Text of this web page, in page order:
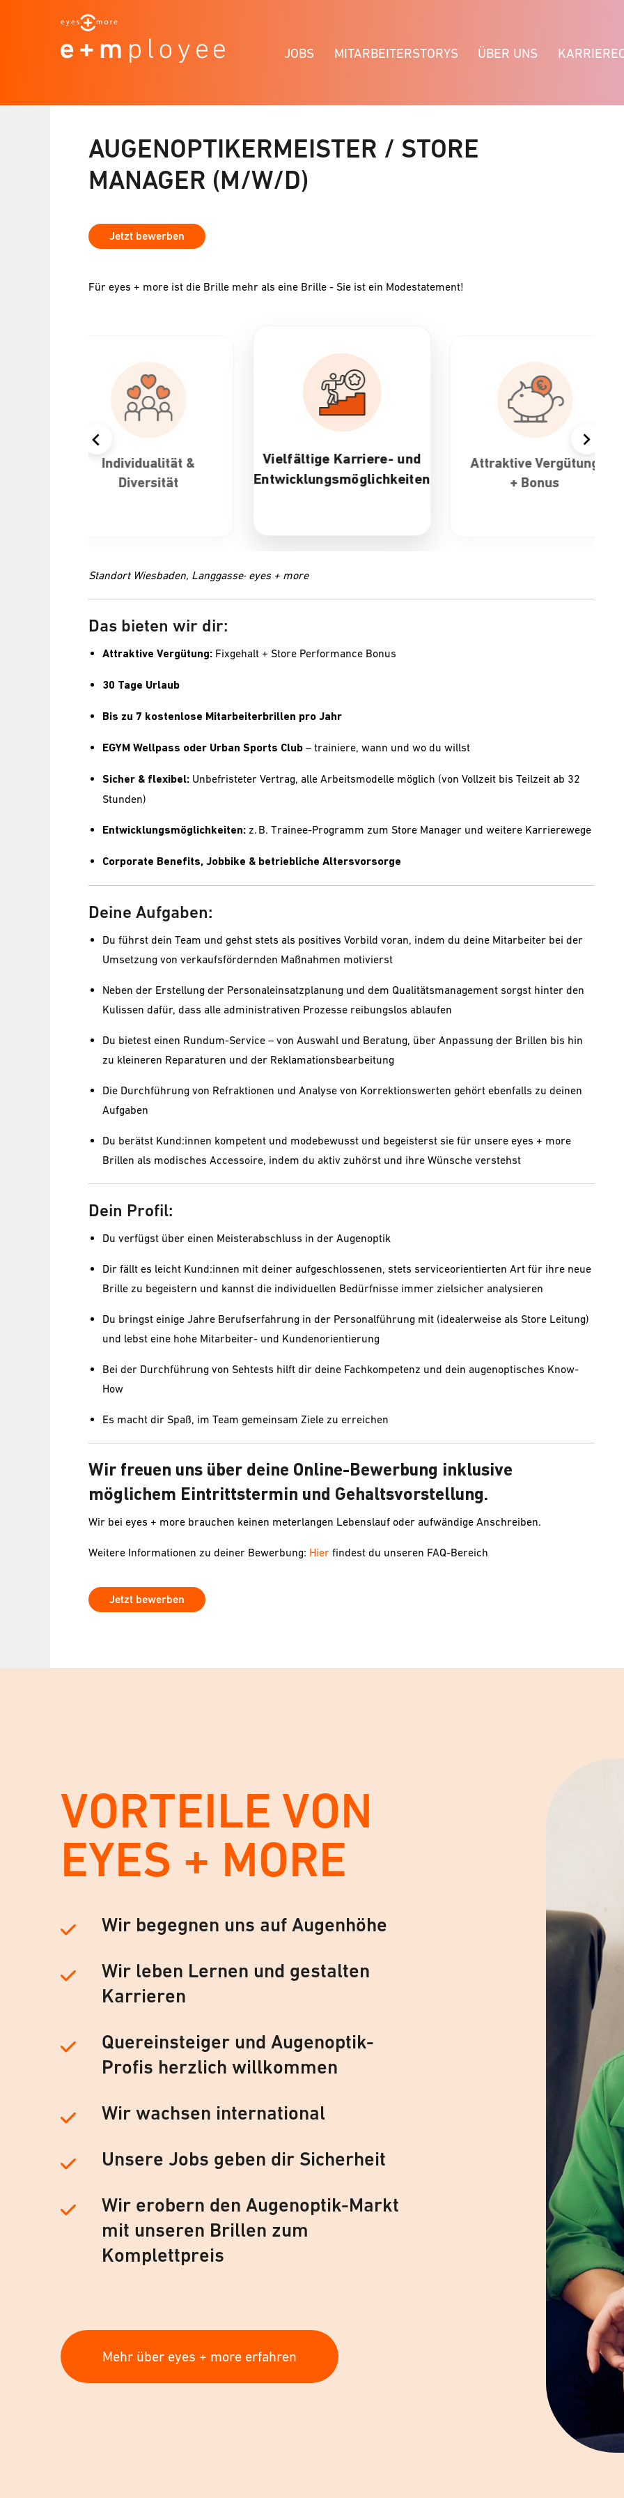
JOBS MITARBEITERSTORYS ÜBER UNS
AUGENOPTIKERMEISTER / STORE
MANAGER (M/W/D)
Jetzt bewerben
Für eyes + more ist die Brille mehr als eine Brille - Sie ist ein Modestatement!
Vielfältige Karriere- und
Entwicklungsmöglichkeiten
Attraktive Vergütung
+ Bonus
30 Tage Urlaub &
flexible
Standort Wiesbaden, Langgasse· eyes + more
Das bieten wir dir:
Attraktive Vergütung: Fixgehalt + Store Performance Bonus
30 Tage Urlaub
Bis zu 7 kostenlose Mitarbeiterbrillen pro Jahr
EGYM Wellpass oder Urban Sports Club – trainiere, wann und wo du willst
Sicher & flexibel: Unbefristeter Vertrag, alle Arbeitsmodelle möglich (von Vollzeit bis Teilzeit ab 32
Stunden)
Entwicklungsmöglichkeiten: z. B. Trainee-Programm zum Store Manager und weitere Karrierewege
Corporate Benefits, Jobbike & betriebliche Altersvorsorge
Deine Aufgaben:
Du führst dein Team und gehst stets als positives Vorbild voran, indem du deine Mitarbeiter bei der
Umsetzung von verkaufsfördernden Maßnahmen motivierst
Neben der Erstellung der Personaleinsatzplanung und dem Qualitätsmanagement sorgst hinter den
Kulissen dafür, dass alle administrativen Prozesse reibungslos ablaufen
Du bietest einen Rundum-Service – von Auswahl und Beratung, über Anpassung der Brillen bis hin
zu kleineren Reparaturen und der Reklamationsbearbeitung
Die Durchführung von Refraktionen und Analyse von Korrektionswerten gehört ebenfalls zu deinen
Aufgaben
Du berätst Kund:innen kompetent und modebewusst und begeisterst sie für unsere eyes + more
Brillen als modisches Accessoire, indem du aktiv zuhörst und ihre Wünsche verstehst
Dein Profil:
Du verfügst über einen Meisterabschluss in der Augenoptik
Dir fällt es leicht Kund:innen mit deiner aufgeschlossenen, stets serviceorientierten Art für ihre neue
Brille zu begeistern und kannst die individuellen Bedürfnisse immer zielsicher analysieren
Du bringst einige Jahre Berufserfahrung in der Personalführung mit (idealerweise als Store Leitung)
und lebst eine hohe Mitarbeiter- und Kundenorientierung
Bei der Durchführung von Sehtests hilft dir deine Fachkompetenz und dein augenoptisches Know-
How
Es macht dir Spaß, im Team gemeinsam Ziele zu erreichen
Wir freuen uns über deine Online-Bewerbung inklusive
möglichem Eintrittstermin und Gehaltsvorstellung.
Wir bei eyes + more brauchen keinen meterlangen Lebenslauf oder aufwändige Anschreiben.
Weitere Informationen zu deiner Bewerbung: Hier findest du unseren FAQ-Bereich
Jetzt bewerben
VORTEILE VON
EYES + MORE
Wir begegnen uns auf Augenhöhe
Wir leben Lernen und gestalten
Karrieren
Quereinsteiger und Augenoptik-
Profis herzlich willkommen
Wir wachsen international
Unsere Jobs geben dir Sicherheit
Wir erobern den Augenoptik-Markt
mit unseren Brillen zum
Komplettpreis
Mehr über eyes + more erfahren